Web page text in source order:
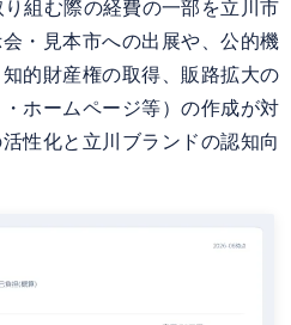
り組む際の経費の一部を立川市
・見本市への出展や、公的機
的財産権の取得、販路拡大の
ホームページ等）の作成が対
性化と立川ブランドの認知向